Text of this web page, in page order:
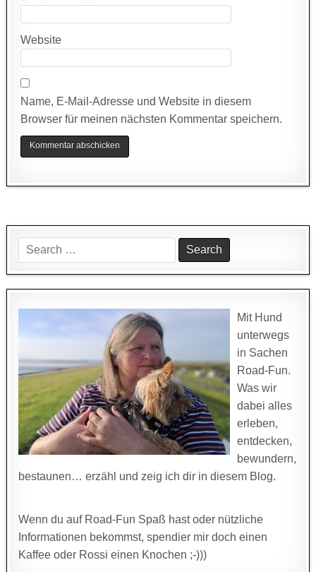
Website
Name, E-Mail-Adresse und Website in diesem
Browser für meinen nächsten Kommentar speichern.
Search
for:
Mit Hund
unterwegs
in Sachen
Road-Fun.
Was wir
dabei alles
erleben,
entdecken,
bewundern,
bestaunen… erzähl und zeig ich dir in diesem Blog.
Wenn du auf Road-Fun Spaß hast oder nützliche
Informationen bekommst, spendier mir doch einen
Kaffee oder Rossi einen Knochen ;-)))